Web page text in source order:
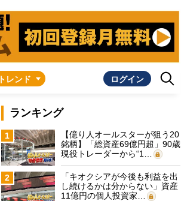
トレンド ログイン
ランキング
1
【億り人オールスターが狙う20
銘柄】「総資産69億円超」90歳
現役トレーダーから“1…
2
「キオクシアが今後も利益を出
し続けるかは分からない」資産
11億円の個人投資家…